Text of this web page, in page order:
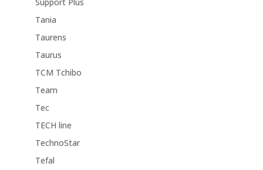
Tania
Taurens
Taurus
TCM Tchibo
Team
Tec
TECH line
TechnoStar
Tefal